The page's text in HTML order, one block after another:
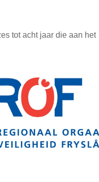
tot acht jaar die aan het